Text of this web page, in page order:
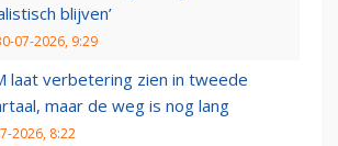
blijven’
07-2026, 9:29
laat verbetering zien in tweede
maar de weg is nog lang
2026, 8:22